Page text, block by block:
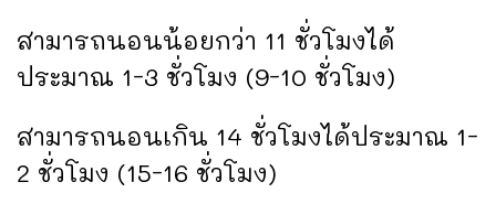
สามารถนอนน้อยกว่า 11 ชั่วโมงได้
ประมาณ 1-3 ชั่วโมง (9-10 ชั่วโมง)
สามารถนอนเกิน 14 ชั่วโมงได้ประมาณ 1-
2 ชั่วโมง (15-16 ชั่วโมง)